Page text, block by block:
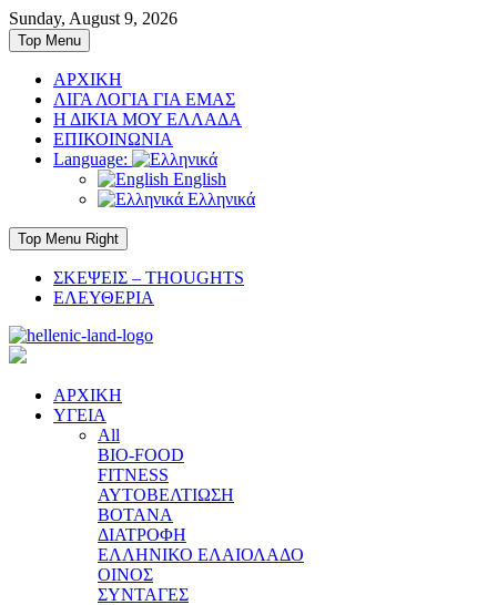
Skip
to
content
Sunday, August 9, 2026
Top Menu
ΑΡΧΙΚΗ
ΛΙΓΑ ΛΟΓΙΑ ΓΙΑ ΕΜΑΣ
Η ΔΙΚΙΑ ΜΟΥ ΕΛΛΑΔΑ
ΕΠΙΚΟΙΝΩΝΙΑ
Language:
English
Ελληνικά
Top Menu Right
ΣΚΕΨΕΙΣ – THOUGHTS
ΕΛΕΥΘΕΡΙΑ
ΑΡΧΙΚΗ
ΥΓΕΙΑ
All
BIO-FOOD
FITNESS
ΑΥΤΟΒΕΛΤΙΩΣΗ
ΒΟΤΑΝΑ
ΔΙΑΤΡΟΦΗ
ΕΛΛΗΝΙΚΟ ΕΛΑΙΟΛΑΔΟ
ΟΙΝΟΣ
ΣΥΝΤΑΓΕΣ